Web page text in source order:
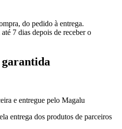
do pedido à entrega.
até 7 dias depois de receber o
e entregue pelo Magalu
entrega dos produtos de parceiros